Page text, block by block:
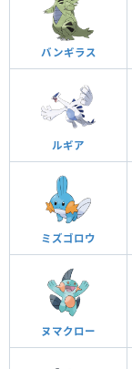
バンギラス
ルギア
ミズゴロウ
ヌマクロー